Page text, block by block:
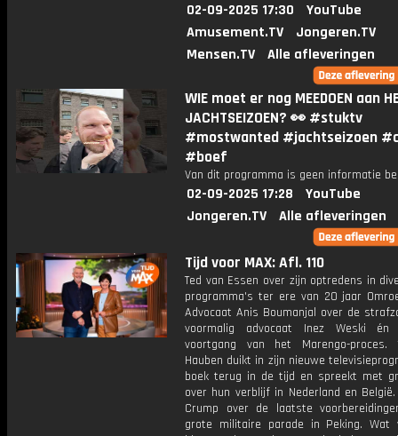
02-09-2025 17:30
YouTube
Amusement.TV
Jongeren.TV
Mensen.TV
Alle afleveringen
WIE moet er nog MEEDOEN aan
JACHTSEIZOEN? 👀 #stuktv
#mostwanted #jachtseizoen
#boef
Van dit programma is geen informatie
02-09-2025 17:28
YouTube
Jongeren.TV
Alle afleveringen
Tijd voor MAX: Afl. 110
Ted van Essen over zijn optredens in
programma's ter ere van 20 jaar
Advocaat Anis Boumanjal over de
voormalig advocaat Inez Weski
voortgang van het Marengo-
Hauben duikt in zijn nieuwe
boek terug in de tijd en spreekt met
over hun verblijf in Nederland en
Crump over de laatste
grote militaire parade in Peking. Wat